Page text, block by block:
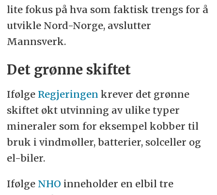
lite fokus på hva som faktisk trengs for å
utvikle Nord-Norge, avslutter
Mannsverk.
Det grønne skiftet
Ifølge Regjeringen krever det grønne
skiftet økt utvinning av ulike typer
mineraler som for eksempel kobber til
bruk i vindmøller, batterier, solceller og
el-biler.
Ifølge NHO inneholder en elbil tre